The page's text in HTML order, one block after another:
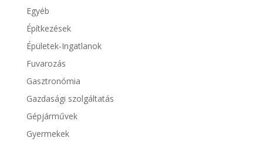
Egyéb
Építkezések
Épületek-Ingatlanok
Fuvarozás
Gasztronómia
Gazdasági szolgáltatás
Gépjárművek
Gyermekek